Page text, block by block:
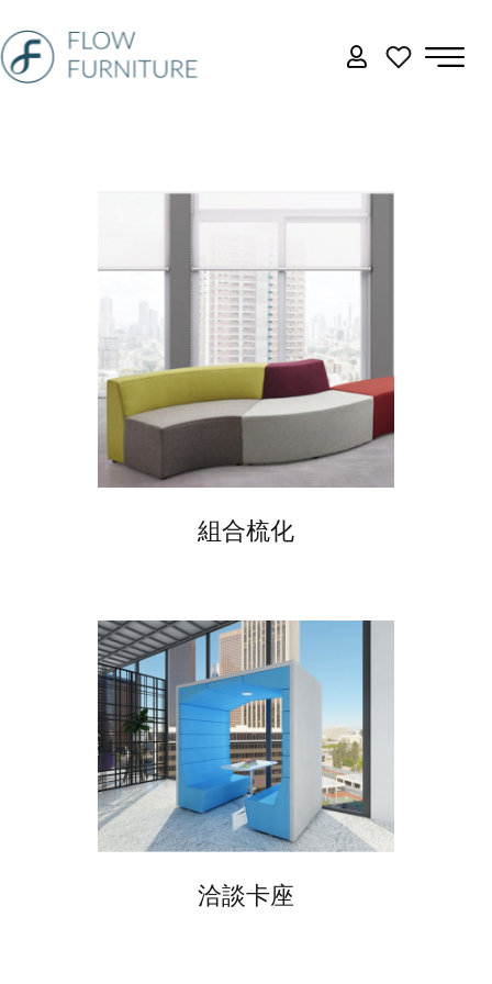
組合梳化
洽談卡座